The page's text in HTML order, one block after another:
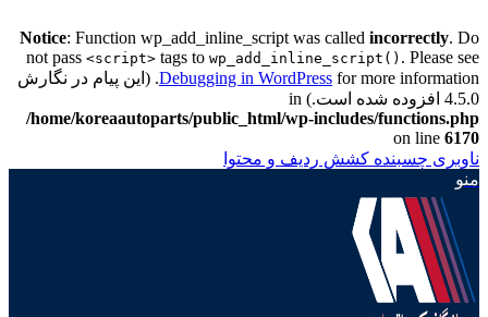
Notice: Function wp_add_inline_script was called incorrectly. Do
not pass <script> tags to wp_add_inline_script() . Please see
Debugging in WordPressfor more information. (این پیام در نگارش
4.5.0 افزوده شده است.) in
/home/koreaautoparts/public_html/wp-includes/functions.php
on line 6170
ناوبری چسبنده کشش ردیف و محتوا
منو